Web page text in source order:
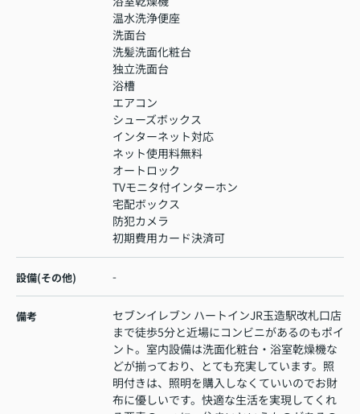
温水洗浄便座
洗面台
洗髪洗面化粧台
独立洗面台
浴槽
エアコン
シューズボックス
インターネット対応
ネット使用料無料
オートロック
TVモニタ付インターホン
宅配ボックス
防犯カメラ
初期費用カード決済可
設備(その他) -
備考
セブンイレブン ハートインJR玉造駅改札口店
まで徒歩5分と近場にコンビニがあるのもポイ
ント。室内設備は洗面化粧台・浴室乾燥機な
どが揃っており、とても充実しています。照
明付きは、照明を購入しなくていいのでお財
布に優しいです。快適な生活を実現してくれ